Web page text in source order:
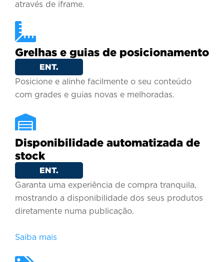
através de iframe.
Grelhas e guias de posicionamento
ENT.
Posicione e alinhe facilmente o seu conteúdo
com grades e guias novas e melhoradas.
Disponibilidade automatizada de
stock
ENT.
Garanta uma experiência de compra tranquila,
mostrando a disponibilidade dos seus produtos
diretamente numa publicação.
Saiba mais